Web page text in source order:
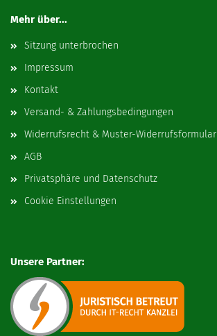
Mehr über...
Sitzung unterbrochen
Impressum
Kontakt
Versand- & Zahlungsbedingungen
Widerrufsrecht & Muster-Widerrufsformular
AGB
Privatsphäre und Datenschutz
Cookie Einstellungen
Unsere Partner: